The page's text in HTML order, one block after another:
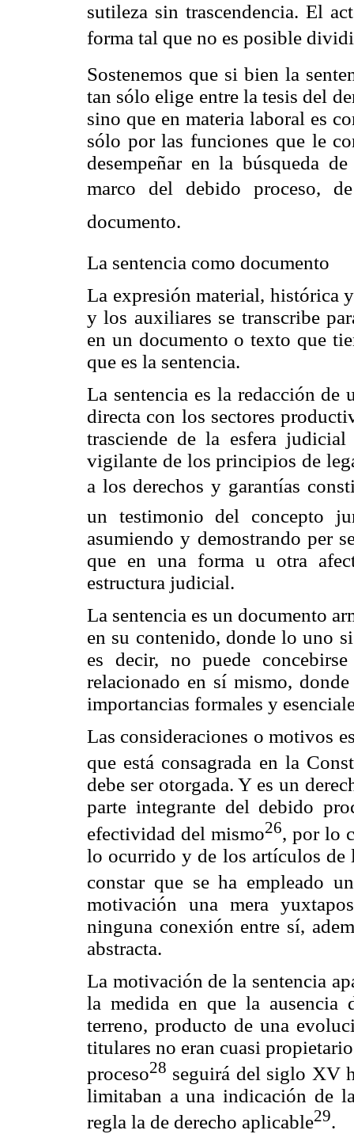
sutileza sin trascendencia. El
forma tal que no es posible
Sostenemos que si bien la
tan sólo elige entre la tesis del
sino que en materia laboral es
sólo por las funciones que le
desempeñar en la búsqueda
marco del debido proceso,
documento.
La sentencia como documento
La expresión material, histórica
y los auxiliares se transcribe
en un documento o texto que
que es la sentencia.
La sentencia es la redacción de
directa con los sectores
trasciende de la esfera
vigilante de los principios de
a los derechos y garantías
un testimonio del concepto
asumiendo y demostrando per
que en una forma u otra
estructura judicial.
La sentencia es un documento
en su contenido, donde lo uno
es decir, no puede
relacionado en sí mismo,
importancias formales y
Las consideraciones o motivos
que está consagrada en la
debe ser otorgada. Y es un
parte integrante del debido
efectividad del mismo26, por lo
lo ocurrido y de los artículos de
constar que se ha empleado
motivación una mera
ninguna conexión entre sí,
abstracta.
La motivación de la sentencia
la medida en que la ausencia
terreno, producto de una
titulares no eran cuasi
proceso28 seguirá del siglo XV
limitaban a una indicación de
regla la de derecho aplicable29.